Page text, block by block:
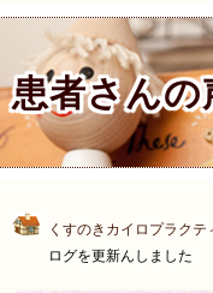
患者さんの
くすのきカイロプラク
ログを更新んしました